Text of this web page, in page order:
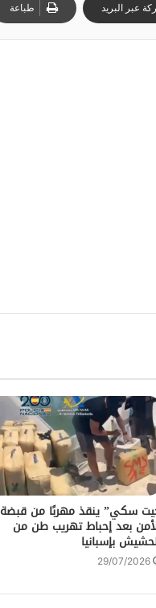
عبر البريد طباعة
سكي” ينقذ مهربًا من قبضة
بعد إحباط تهريب طن من
بإسبانيا
29/07/2026